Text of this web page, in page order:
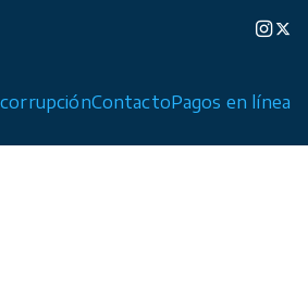
y Cerro de San Pedro.
ContactoPagos en línea